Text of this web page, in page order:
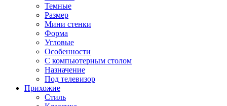
Темные
Размер
Мини стенки
Форма
Угловые
Особенности
С компьютерным столом
Назначение
Под телевизор
Прихожие
Стиль